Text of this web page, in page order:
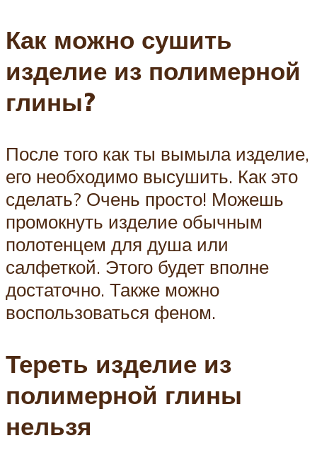
Как можно сушить
изделие из полимерной
глины?
После того как ты вымыла изделие,
его необходимо высушить. Как это
сделать? Очень просто! Можешь
промокнуть изделие обычным
полотенцем для душа или
салфеткой. Этого будет вполне
достаточно. Также можно
воспользоваться феном.
Тереть изделие из
полимерной глины
нельзя